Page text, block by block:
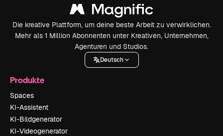
Die kreative Plattform, um deine beste Arbeit zu verwirklichen.
Mehr als 1 Million Abonnenten unter Kreativen, Unternehmen,
Agenturen und Studios.
Deutsch
Produkte
Spaces
KI-Assistent
KI-Bildgenerator
KI-Videogenerator